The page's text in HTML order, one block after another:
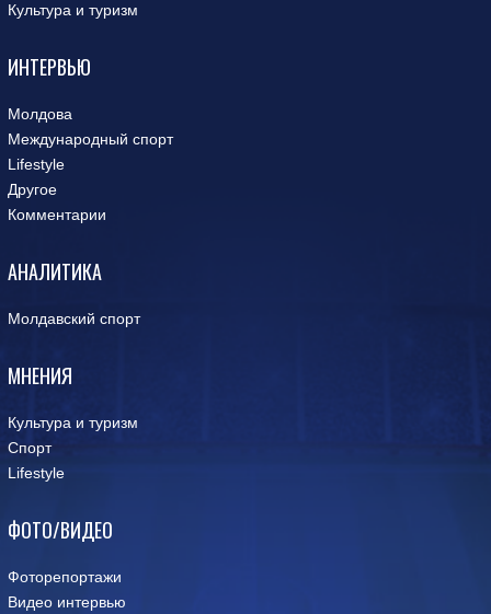
Культура и туризм
ИНТЕРВЬЮ
Молдова
Международный спорт
Lifestyle
Другое
Комментарии
АНАЛИТИКА
Молдавский спорт
МНЕНИЯ
Культура и туризм
Спорт
Lifestyle
ФОТО/ВИДЕО
Фоторепортажи
Видео интервью